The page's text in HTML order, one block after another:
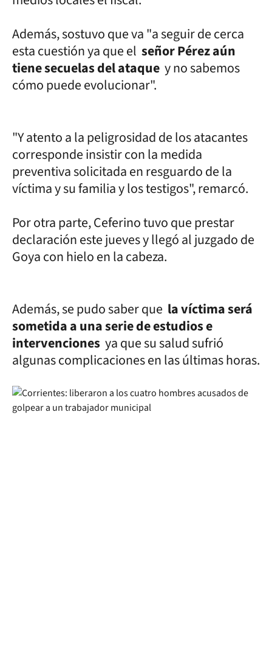
Además, sostuvo que va "a seguir de cerca
esta cuestión ya que el señor Pérez aún
tiene secuelas del ataque y no sabemos
cómo puede evolucionar".
"Y atento a la peligrosidad de los atacantes
corresponde insistir con la medida
preventiva solicitada en resguardo de la
víctima y su familia y los testigos", remarcó.
Por otra parte, Ceferino tuvo que prestar
declaración este jueves y llegó al juzgado de
Goya con hielo en la cabeza.
Además, se pudo saber que la víctima será
sometida a una serie de estudios e
intervenciones ya que su salud sufrió
algunas complicaciones en las últimas horas.